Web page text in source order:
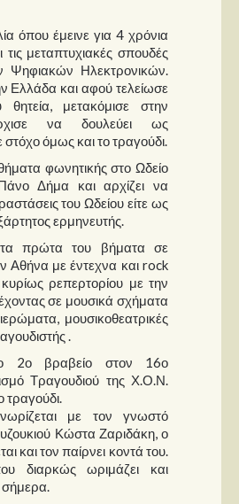
όπου έμεινε για 4 χρόνια
μεταπτυχιακές σπουδές
Ψηφιακών Ηλεκτρονικών.
Ελλάδα και αφού τελείωσε
θητεία, μετακόμισε στην
να δουλεύει ως
όμως και το τραγούδι.
φωνητικής στο Ωδείο
Δήμα και αρχίζει να
του Ωδείου είτε ως
ερμηνευτής.
πρώτα του βήματα σε
Αθήνα με έντεχνα και rock
ρεπερτορίου με την
σε μουσικά σχήματα
μουσικοθεατρικές
.
2ο βραβείο στον 16ο
Τραγουδιού της Χ.Ο.Ν.
τραγούδι.
με τον γνωστό
Κώστα Ζαριδάκη, ο
και τον παίρνει κοντά του.
διαρκώς ωριμάζει και
σήμερα.